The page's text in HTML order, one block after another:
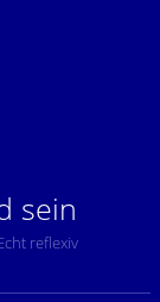
sein
reflexiv